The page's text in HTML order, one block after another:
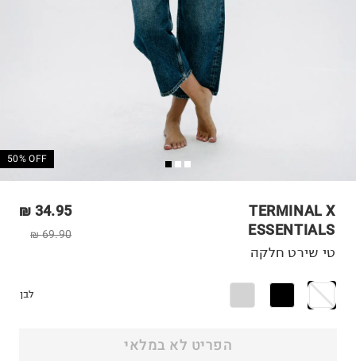
50% OFF
TERMINAL X
ESSENTIALS
34.95 ₪
69.90 ₪
טי שירט חלקה
לבן
הפריט לא במלאי